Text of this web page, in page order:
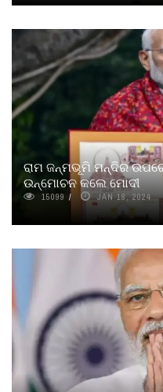
ରାମ ଜନ୍ମଭୂମି ମନ୍ଦିର
ଉନ୍ମୋଚନ କଲେ ମୋଦୀ
15099 JAN 18, 2024